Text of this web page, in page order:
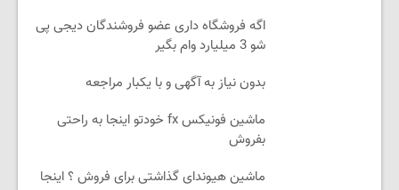
اگه فروشگاه داری عضو فروشندگان دیجی پی
شو 3 میلیارد وام بگیر
بدون نیاز به آگهی و با یکبار مراجعه
ماشین فونیکس fx خودتو اینجا به راحتی
بفروش
ماشین هیوندای گذاشتی برای فروش ؟ اینجا